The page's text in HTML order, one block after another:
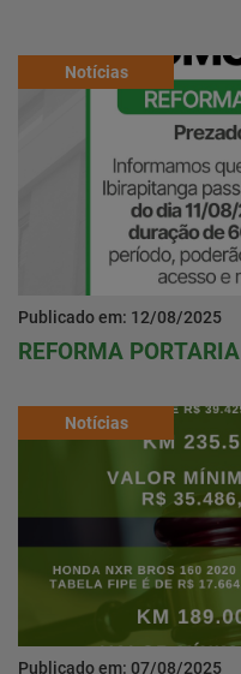
Localização
Baixe o App
Área restrita
Notícias
Publicado em: 12/08/2025
REFORMA PORTARIA
Notícias
Publicado em: 07/08/2025